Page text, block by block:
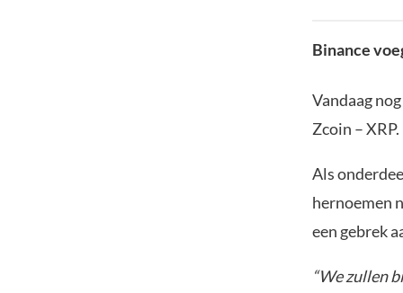
Binance
Vandaag
Zcoin –
Als
hernoemen
een gebrek
“We zullen